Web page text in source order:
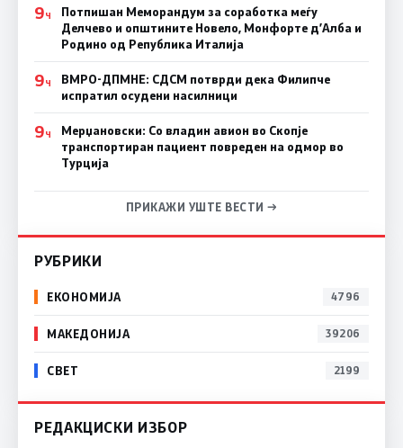
9Ч
Потпишан Меморандум за соработка меѓу
Делчево и општините Новело, Монфорте д’Алба и
Родино од Република Италија
9Ч
ВМРО-ДПМНЕ: СДСM потврди дека Филипче
испратил осудени насилници
9Ч
Мерџановски: Со владин авион во Скопје
транспортиран пациент повреден на одмор во
Турција
ПРИКАЖИ УШТЕ ВЕСТИ →
РУБРИКИ
ЕКОНОМИЈА 4796
МАКЕДОНИЈА 39206
СВЕТ 2199
РЕДАКЦИСКИ ИЗБОР